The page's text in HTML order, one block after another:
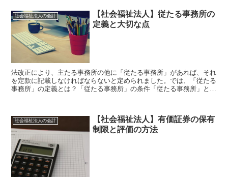
社会福祉法人の会計
【社会福祉法人】従たる事務所の
定義と大切な点
法改正により、主たる事務所の他に「従たる事務所」があれば、それ
を定款に記載しなければならないと定められました。では、「従たる
事務所」の定義とは？「従たる事務所」の条件「従たる事務所」とし
社会福祉法人の会計
【社会福祉法人】有価証券の保有
制限と評価の方法